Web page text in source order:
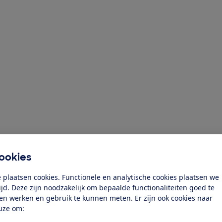
plaatsen cookies. Functionele en analytische cookies plaatsen we
Deze zijn noodzakelijk om bepaalde functionaliteiten goed te
werken en gebruik te kunnen meten. Er zijn ook cookies naar
om:
toe